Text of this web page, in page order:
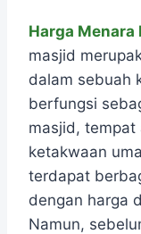
Harga Menara
masjid
dalam sebuah
berfungsi
masjid, tempat
ketakwaan
terdapat
dengan harga
Namun,